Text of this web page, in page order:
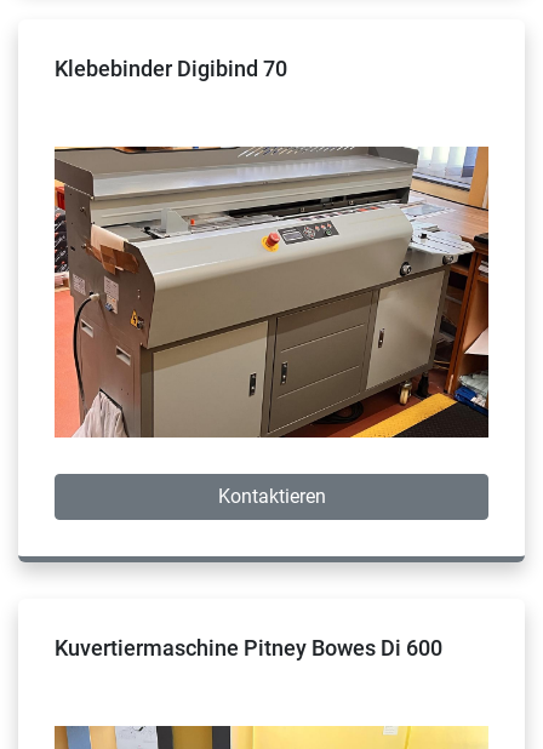
Klebebinder Digibind 70
Kontaktieren
Kuvertiermaschine Pitney Bowes Di 600